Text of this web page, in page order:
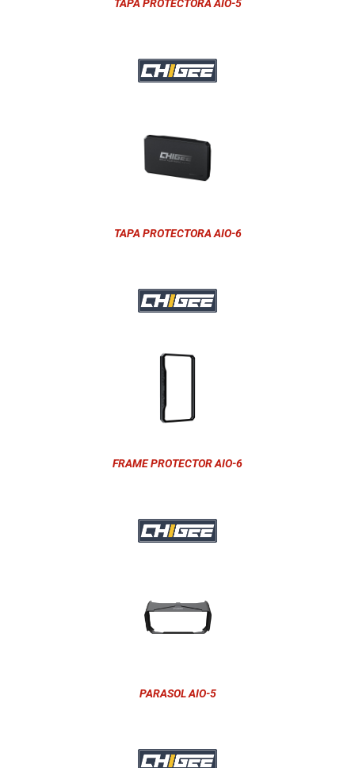
TAPA PROTECTORA AIO-5
TAPA PROTECTORA AIO-6
FRAME PROTECTOR AIO-6
PARASOL AIO-5